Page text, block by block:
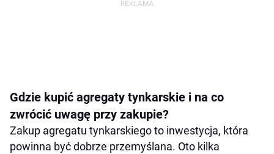
Gdzie kupić agregaty tynkarskie i na co
zwrócić uwagę przy zakupie?
Zakup agregatu tynkarskiego to inwestycja, która
powinna być dobrze przemyślana. Oto kilka